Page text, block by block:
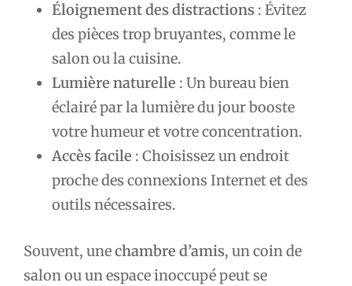
Éloignement des distractions : Évitez
des pièces trop bruyantes, comme le
salon ou la cuisine.
Lumière naturelle : Un bureau bien
éclairé par la lumière du jour booste
votre humeur et votre concentration.
Accès facile : Choisissez un endroit
proche des connexions Internet et des
outils nécessaires.
Souvent, unechambre d’amis, un coin de
salon ou un espace inoccupé peut se